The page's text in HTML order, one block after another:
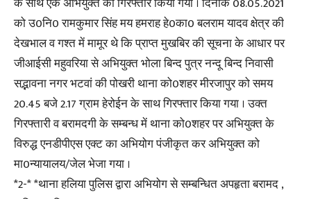
को उ0नि0 रामकुमार सिंह मय हमराह हे0का0 बलराम यादव क्षेत्र की
देखभाल व गश्त में मामूर थे कि प्राप्त मुखबिर की सूचना के आधार पर
जीआईसी महुवरिया से अभियुक्त भोला बिन्द पुत्र नन्दू बिन्द निवासी
सद्भावना नगर भटवां की पोखरी थाना को0शहर मीरजापुर को समय
20.45 बजे 2.17 ग्राम हेरोईन के साथ गिरफ्तार किया गया । उक्त
गिरफ्तारी व बरामदगी के सम्बन्ध में थाना को0शहर पर अभियुक्त के
विरुद्ध एनडीपीएस एक्ट का अभियोग पंजीकृत कर अभियुक्त को
मा0न्यायालय/जेल भेजा गया ।
*2-* *थाना हलिया पुलिस द्वारा अभियोग से सम्बन्धित अपहृता बरामद ,